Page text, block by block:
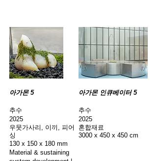
아가몬 5
​추수
2025
우뭇가사리, 이끼, 피어
싱
130 x 150 x 180 mm
Material & sustaining
아가몬 인큐베이터 5
​추수
2025
혼합재료
3000 x 450 x 450 cm